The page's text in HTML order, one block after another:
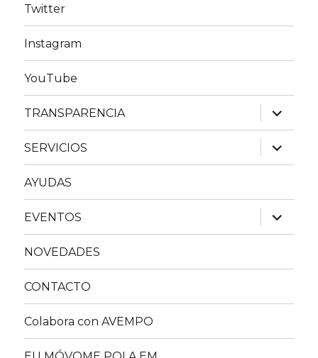
Twitter
Instagram
YouTube
TRANSPARENCIA
expande
el
menú
inferior
SERVICIOS
expande
el
menú
AYUDAS
EVENTOS
expande
el
menú
NOVEDADES
CONTACTO
Colabora con AVEMPO